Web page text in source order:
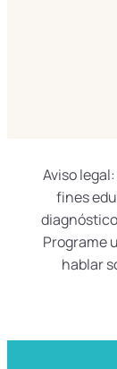
Aviso
fines
Programe
hablar